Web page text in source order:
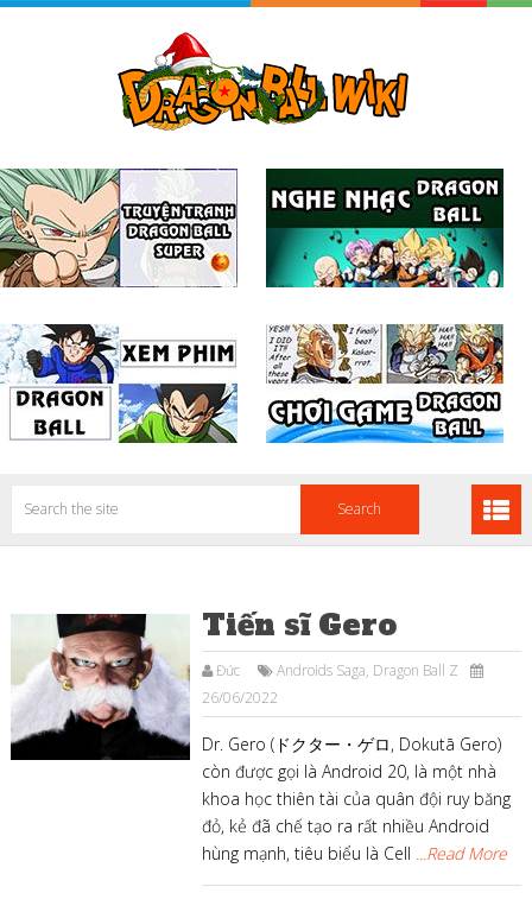
Tiến sĩ Gero
Đức Androids Saga, Dragon Ball Z
26/06/2022
Dr. Gero (ドクター・ゲロ, Dokutā Gero)
còn được gọi là Android 20, là một nhà
khoa học thiên tài của quân đội ruy băng
đỏ, kẻ đã chế tạo ra rất nhiều Android
hùng mạnh, tiêu biểu là Cell ...Read More